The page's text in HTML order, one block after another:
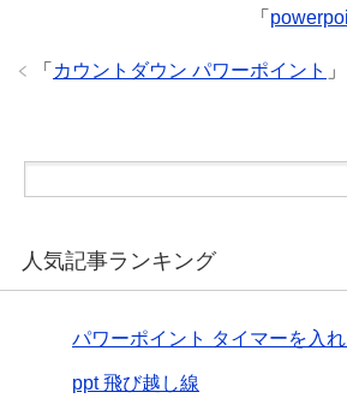
「
「 カウントダウン パワーポイント 」
人気記事ランキング
パワーポイント タイマーを入れ
ppt 飛び越し線